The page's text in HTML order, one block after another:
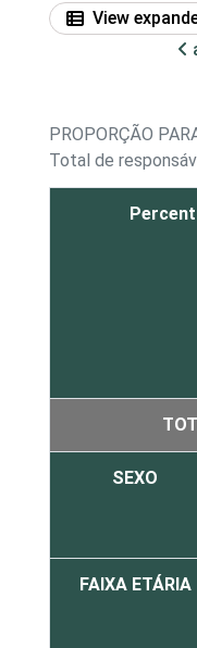
View
PROPORÇÃO
Total de
SEXO
FAIXA ETÁRIA